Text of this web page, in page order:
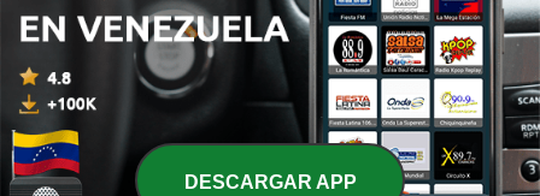
BOLEROS Y TRIOS
ROMANTICOS
SABADO VALLENATO
Más podcasts internacionales de Música
DESCARGAR APP